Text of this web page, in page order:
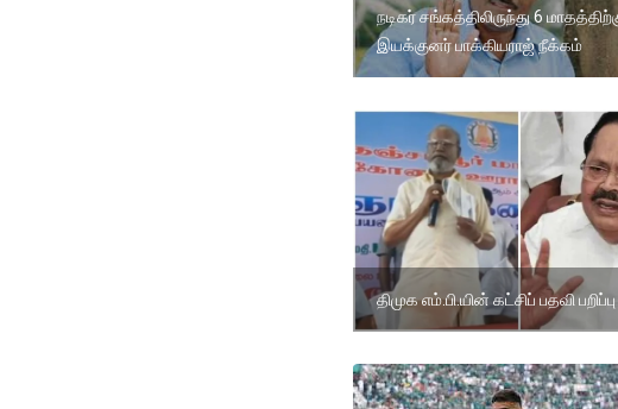
நடிகர் சங்கத்திலிருந்து 6
இயக்குனர் பாக்கியராஜ் நீக்கம்
திமுக எம்.பி.யின் கட்சிப் பதவி பறிப்பு